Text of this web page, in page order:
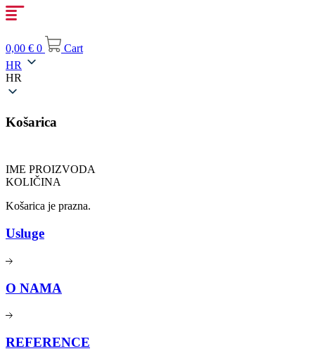
Idi
na
0,00 € 0
Cart
HR
HR
Košarica
IME PROIZVODA
KOLIČINA
Košarica je prazna.
Usluge
O NAMA
REFERENCE